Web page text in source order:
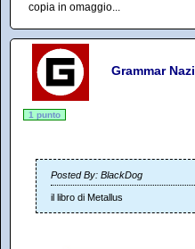
copia in omaggio...
Grammar Nazi
1 punto
Posted By: BlackDog
il libro di Metallus